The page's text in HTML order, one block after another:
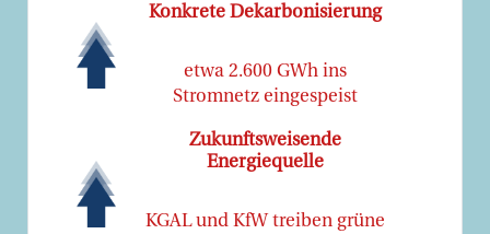
Konkrete Dekarbonisierung
etwa 2.600 GWh ins
Stromnetz eingespeist
Zukunftsweisende
Energiequelle
KGAL und KfW treiben grüne